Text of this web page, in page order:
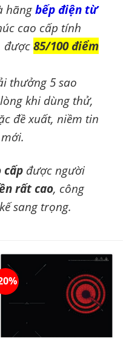
hãngbếp điện từ
cao cấp tính
được85/100 điểm
thưởng 5 sao
khi dùng thử,
đề xuất, niềm tin
cấp được người
rất cao, công
sang trọng.